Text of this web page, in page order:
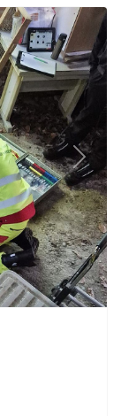
gefeiert
mit
Next